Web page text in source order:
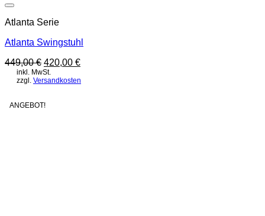
Atlanta Serie
Atlanta Swingstuhl
449,00€ Ursprünglicher
Preis
war:
420,00 €Aktueller
ist:
inkl. MwSt.
zzgl. Versandkosten
ANGEBOT!